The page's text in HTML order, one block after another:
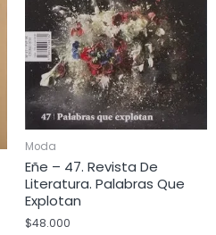
Moda
Eñe – 47. Revista De
Literatura. Palabras Que
Explotan
$48.000